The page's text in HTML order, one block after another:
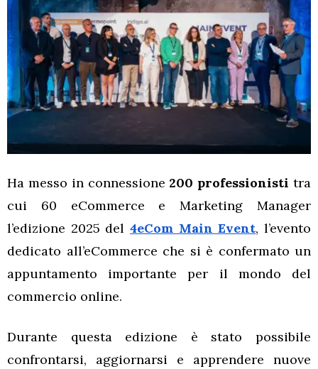
Ha messo in connessione 200 professionisti tra
cui 60 eCommerce e Marketing Manager
l’edizione 2025 del 4eCom Main Event, l’evento
dedicato all’eCommerce che si è confermato un
appuntamento importante per il mondo del
commercio online.
Durante questa edizione è stato possibile
confrontarsi, aggiornarsi e apprendere nuove